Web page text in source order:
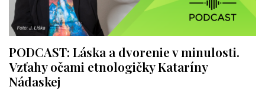
PODCAST: Láska a dvorenie v minulosti.
Vzťahy očami etnologičky Kataríny
Nádaskej